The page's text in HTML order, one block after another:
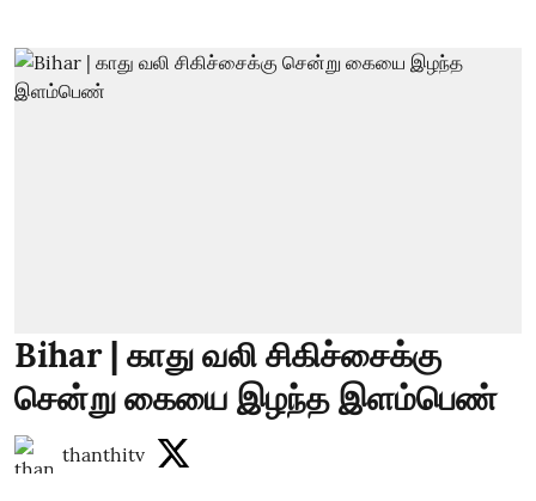
Bihar | காது வலி சிகிச்சைக்கு
சென்று கையை இழந்த இளம்பெண்
thanthitv